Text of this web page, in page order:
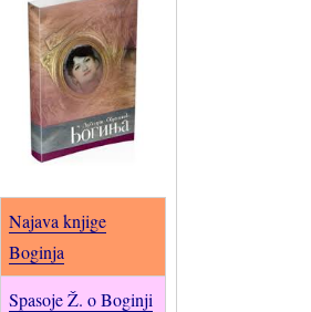
Najava knjige
Boginja
Spasoje Ž. o Boginji